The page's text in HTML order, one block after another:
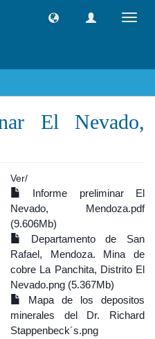
El Nevado,
Ver/
Informe preliminar El
Nevado, Mendoza.pdf
(9.606Mb)
Departamento de San
Rafael, Mendoza. Mina de
cobre La Panchita, Distrito El
Nevado.png (5.367Mb)
Mapa de los depositos
minerales del Dr. Richard
Stappenbeck´s.png